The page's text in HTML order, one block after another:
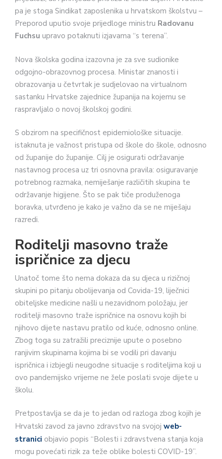
pa je stoga Sindikat zaposlenika u hrvatskom školstvu –
Preporod uputio svoje prijedloge ministru Radovanu
Fuchsu upravo potaknuti izjavama “s terena”.
Nova školska godina izazovna je za sve sudionike
odgojno-obrazovnog procesa. Ministar znanosti i
obrazovanja u četvrtak je sudjelovao na virtualnom
sastanku Hrvatske zajednice županija na kojemu se
raspravljalo o novoj školskoj godini.
S obzirom na specifičnost epidemiološke situacije.
istaknuta je važnost pristupa od škole do škole, odnosno
od županije do županije. Cilj je osigurati održavanje
nastavnog procesa uz tri osnovna pravila: osiguravanje
potrebnog razmaka, nemiješanje različitih skupina te
održavanje higijene. Što se pak tiče produženoga
boravka, utvrđeno je kako je važno da se ne miješaju
razredi.
Roditelji masovno traže
ispričnice za djecu
Unatoč tome što nema dokaza da su djeca u rizičnoj
skupini po pitanju obolijevanja od Covida-19, liječnici
obiteljske medicine našli u nezavidnom položaju, jer
roditelji masovno traže ispričnice na osnovu kojih bi
njihovo dijete nastavu pratilo od kuće, odnosno online.
Zbog toga su zatražili preciznije upute o posebno
ranjivim skupinama kojima bi se vodili pri davanju
ispričnica i izbjegli neugodne situacije s roditeljima koji u
ovo pandemijsko vrijeme ne žele poslati svoje dijete u
školu.
Pretpostavlja se da je to jedan od razloga zbog kojih je
Hrvatski zavod za javno zdravstvo na svojoj web-
stranici objavio popis “Bolesti i zdravstvena stanja koja
mogu povećati rizik za teže oblike bolesti COVID-19”.